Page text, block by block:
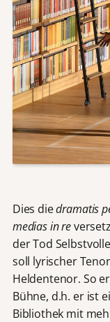
Dies diedramatis
medias in re
der Tod
soll lyrischer
Heldentenor. So
Bühne, d.h. er ist
Bibliothek mit